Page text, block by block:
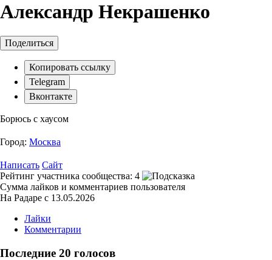
Александр Некрашенко
Поделиться
Копировать ссылку
Telegram
Вконтакте
Борюсь с хаусом
Город: Москва
Написать Сайт
Рейтинг участника сообщества: 4
Сумма лайков и комментариев пользователя
На Радаре с 13.05.2026
Лайки
Комментарии
Последние 20 голосов